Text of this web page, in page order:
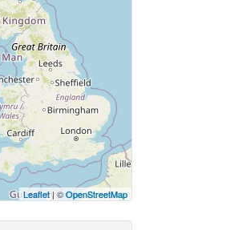
Leaflet| ©OpenStreetMap